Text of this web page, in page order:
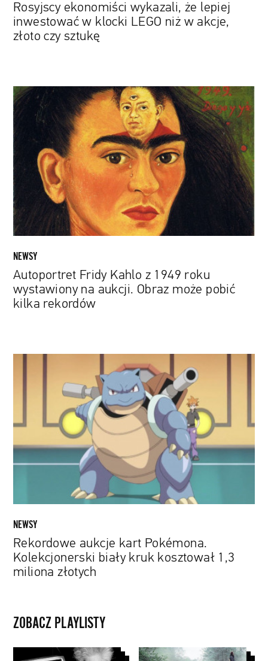
czy
sztukę
Rosyjscy ekonomiści wykazali, że lepiej
inwestować w klocki LEGO niż w akcje,
złoto czy sztukę
Autoportret
Fridy
z
1949
roku
wystawiony
na
aukcji.
Obraz
może
pobić
rekordów
NEWSY
Autoportret Fridy Kahlo z 1949 roku
wystawiony na aukcji. Obraz może pobić
kilka rekordów
kruk
kosztował
złotych
NEWSY
Rekordowe aukcje kart Pokémona.
Kolekcjonerski biały kruk kosztował 1,3
miliona złotych
ZOBACZ PLAYLISTY
Papaya